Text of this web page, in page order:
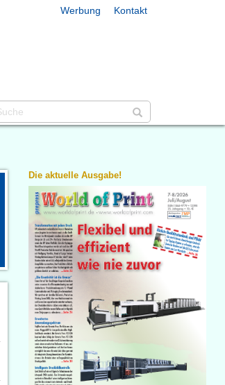
Werbung Kontakt
Die aktuelle Ausgabe!